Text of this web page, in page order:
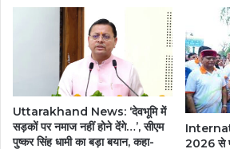
Uttarakhand News: ‘देवभूमि में
सड़कों पर नमाज नहीं होने देंगे…’, सीएम
पुष्कर सिंह धामी का बड़ा बयान, कहा-
2026 से